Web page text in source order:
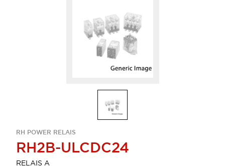
RH POWER RELAIS
RH2B-ULCDC24
RELAIS A